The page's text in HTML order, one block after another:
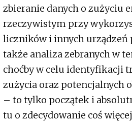
zbieranie danych o zużyciu
rzeczywistym przy
liczników i innych urządzeń
także analiza zebranych w
choćby w celu identyfikacji
zużycia oraz potencjalnych
– to tylko początek i
tu o zdecydowanie coś